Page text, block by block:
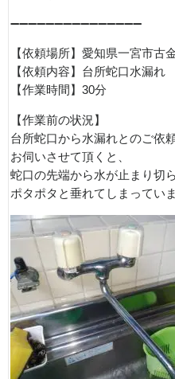
➖➖➖➖➖➖➖➖➖➖➖➖➖➖➖
【依頼場所】愛知県一宮市古
【依頼内容】台所蛇口水漏れ
【作業時間】30分
【作業前の状況】
台所蛇口から水漏れとのご依
お伺いさせて頂くと、
蛇口の先端から水が止まり切
ポタポタと垂れてしまってい